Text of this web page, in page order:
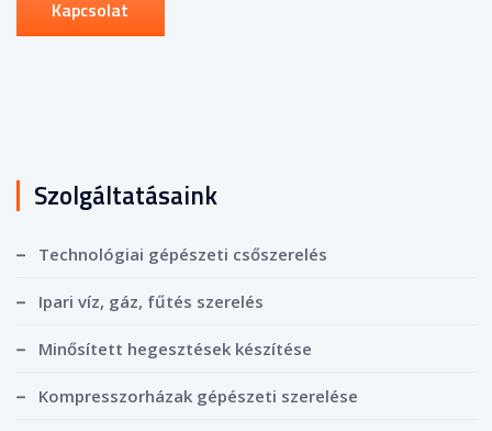
Kapcsolat
Szolgáltatásaink
Technológiai gépészeti csőszerelés
Ipari víz, gáz, fűtés szerelés
Minősített hegesztések készítése
Kompresszorházak gépészeti szerelése